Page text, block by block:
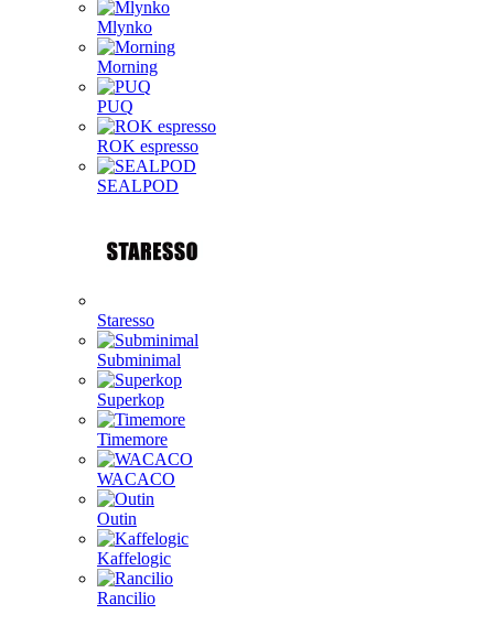
Mlynko
Morning
PUQ
ROK espresso
SEALPOD
Staresso
Subminimal
Superkop
Timemore
WACACO
Outin
Kaffelogic
Rancilio